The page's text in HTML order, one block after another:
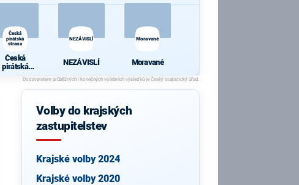
Česká
pirátská
strana
Česká
pirátská
strana
NEZÁVISLÍ
NEZÁVISLÍ
Moravané
Moravané
Volby do krajských
zastupitelstev
Krajské volby 2024
Krajské volby 2020